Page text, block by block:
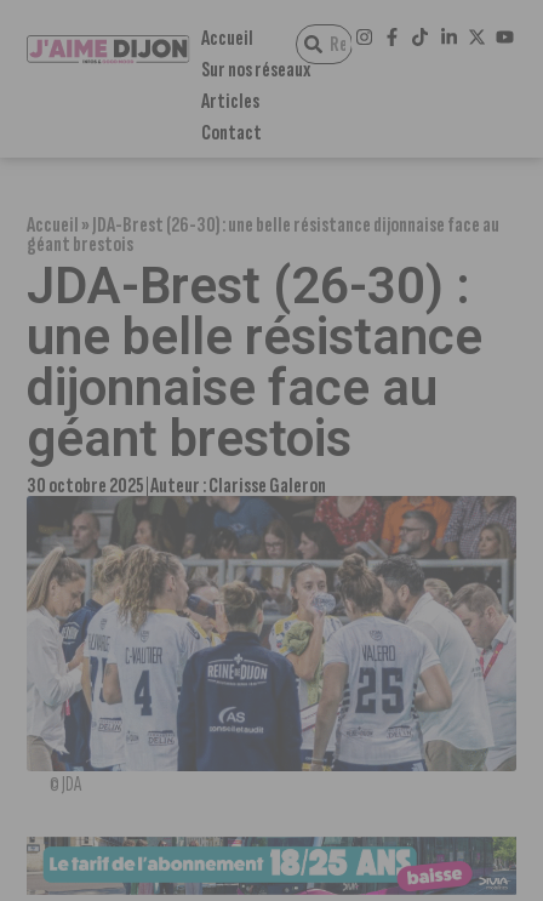
Accueil
Sur nos réseaux
Articles
Contact
Accueil»JDA-Brest (26-30) : une belle résistance dijonnaise face au
géant brestois
JDA-Brest (26-30) :
une belle résistance
dijonnaise face au
géant brestois
30 octobre 2025 Auteur :Clarisse Galeron
© JDA